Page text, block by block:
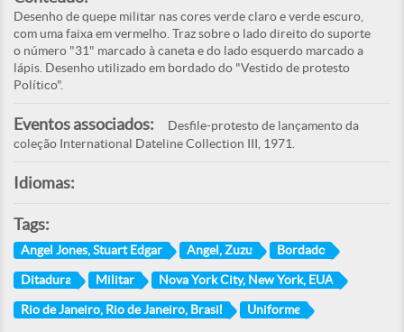
Desenho de quepe militar nas cores verde claro e verde escuro,
com uma faixa em vermelho. Traz sobre o lado direito do suporte
o número "31" marcado à caneta e do lado esquerdo marcado a
lápis. Desenho utilizado em bordado do "Vestido de protesto
Político".
Eventos associados:
Desfile-protesto de lançamento da
coleção International Dateline Collection III, 1971.
Idiomas:
Tags:
Angel Jones, Stuart Edgar Angel, Zuzu Bordado
Ditadura Militar Nova York City, New York, EUA
Rio de Janeiro, Rio de Janeiro, Brasil Uniforme